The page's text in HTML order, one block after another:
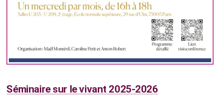
Séminaire sur le vivant 2025-2026